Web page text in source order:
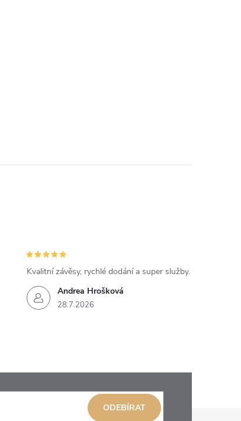
Andrea Hrošková
28.7.2026
Kvalitní závěsy, rychlé dodání a super služby.
ODEBÍRAT